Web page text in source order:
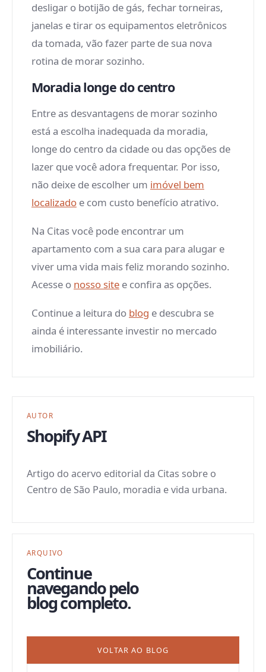
desligar o botijão de gás, fechar torneiras,
janelas e tirar os equipamentos eletrônicos
da tomada, vão fazer parte de sua nova
rotina de morar sozinho.
Moradia longe do centro
Entre as desvantagens de morar sozinho
está a escolha inadequada da moradia,
longe do centro da cidade ou das opções de
lazer que você adora frequentar. Por isso,
não deixe de escolher um imóvel bem
localizado e com custo benefício atrativo.
Na Citas você pode encontrar um
apartamento com a sua cara para alugar e
viver uma vida mais feliz morando sozinho.
Acesse o nosso site e confira as opções.
Continue a leitura do blog e descubra se
ainda é interessante investir no mercado
imobiliário.
AUTOR
Shopify API
Artigo do acervo editorial da Citas sobre o
Centro de São Paulo, moradia e vida urbana.
ARQUIVO
Continue
navegando pelo
blog completo.
VOLTAR AO BLOG